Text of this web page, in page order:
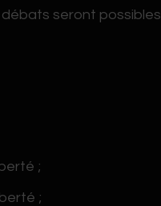
seront possibles
;
;